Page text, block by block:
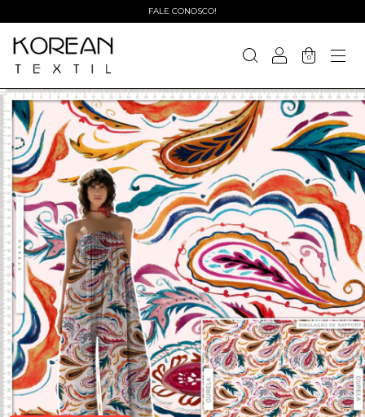
FALE CONOSCO!
0